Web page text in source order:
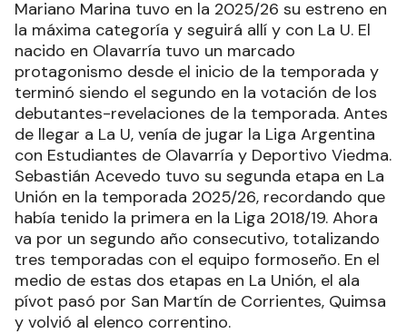
Mariano Marina tuvo en la 2025/26 su estreno en
la máxima categoría y seguirá allí y con La U. El
nacido en Olavarría tuvo un marcado
protagonismo desde el inicio de la temporada y
terminó siendo el segundo en la votación de los
debutantes-revelaciones de la temporada. Antes
de llegar a La U, venía de jugar la Liga Argentina
con Estudiantes de Olavarría y Deportivo Viedma.
Sebastián Acevedo tuvo su segunda etapa en La
Unión en la temporada 2025/26, recordando que
había tenido la primera en la Liga 2018/19. Ahora
va por un segundo año consecutivo, totalizando
tres temporadas con el equipo formoseño. En el
medio de estas dos etapas en La Unión, el ala
pívot pasó por San Martín de Corrientes, Quimsa
y volvió al elenco correntino.